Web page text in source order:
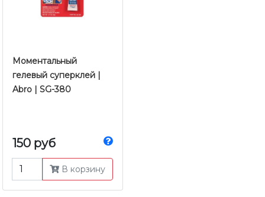
Моментальный
гелевый суперклей |
Abro | SG-380
150 руб
В корзину